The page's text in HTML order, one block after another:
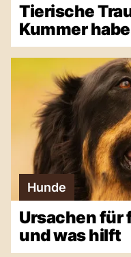
Tierische
Kummer
Hunde
Ursachen für
und was hilft